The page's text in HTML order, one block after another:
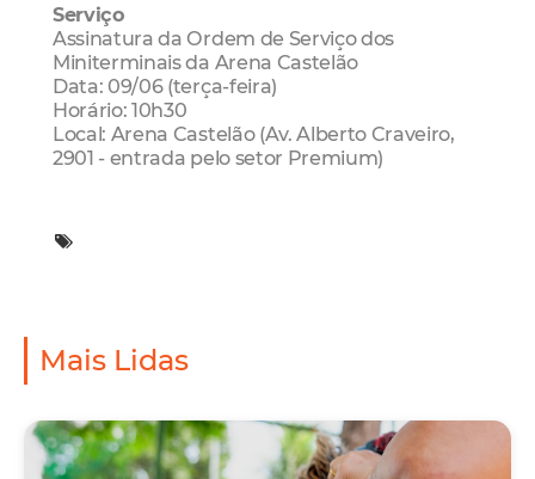
Serviço
Assinatura da Ordem de Serviço dos
Miniterminais da Arena Castelão
Data: 09/06 (terça-feira)
Horário: 10h30
Local: Arena Castelão (Av. Alberto Craveiro,
2901 - entrada pelo setor Premium)
Mais Lidas